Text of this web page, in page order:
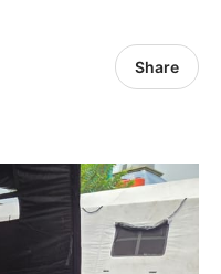
Share